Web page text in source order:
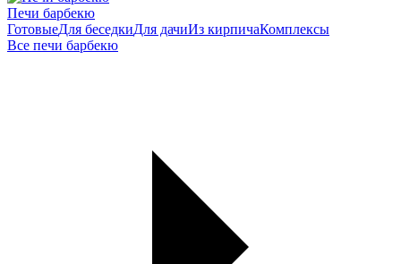
Печи барбекю
ГотовыеДля беседкиДля дачиИз кирпичаКомплексы
Все печи барбекю